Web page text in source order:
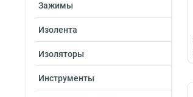
Зажимы
Изолента
Изоляторы
Инструменты